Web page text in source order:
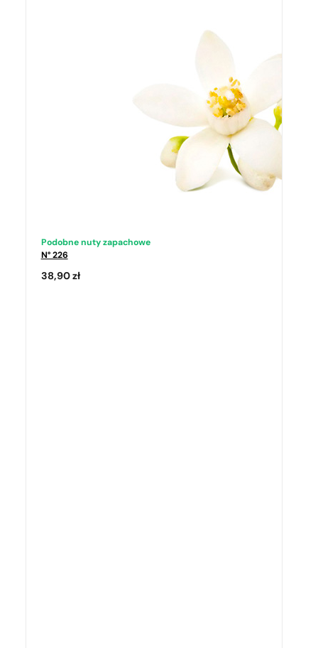
Podobne nuty zapachowe
N° 226
38,90 zł